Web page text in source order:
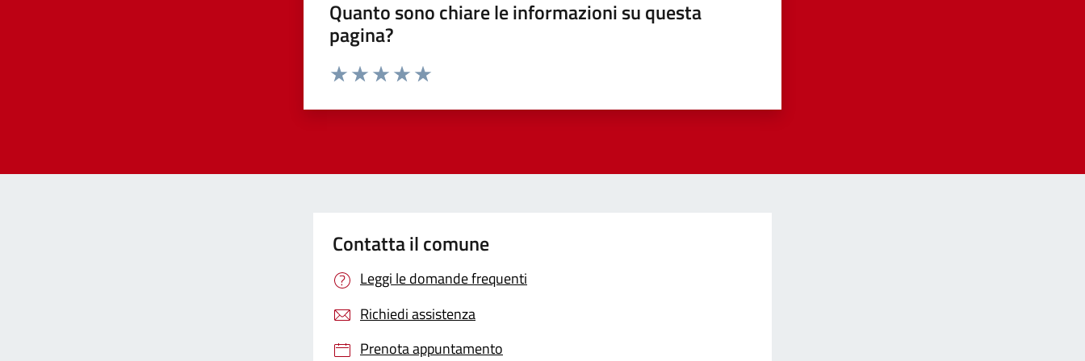
Quanto sono chiare le informazioni su questa
pagina?
Contatta il comune
Leggi le domande frequenti
Richiedi assistenza
Prenota appuntamento